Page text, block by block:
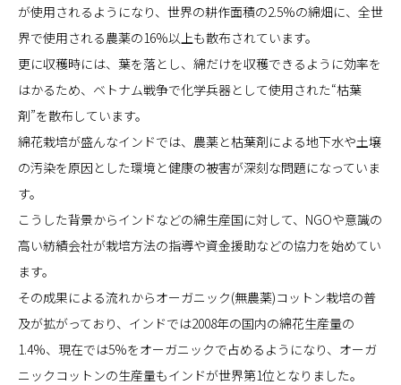
が使用されるようになり、世界の耕作面積の2.5%の綿畑に、全世
界で使用される農薬の16%以上も散布されています。
更に収穫時には、葉を落とし、綿だけを収穫できるように効率を
はかるため、ベトナム戦争で化学兵器として使用された“枯葉
剤”を散布しています。
綿花栽培が盛んなインドでは、農薬と枯葉剤による地下水や土壌
の汚染を原因とした環境と健康の被害が深刻な問題になっていま
す。
こうした背景からインドなどの綿生産国に対して、NGOや意識の
高い紡績会社が栽培方法の指導や資金援助などの協力を始めてい
ます。
その成果による流れからオーガニック(無農薬)コットン栽培の普
及が拡がっており、インドでは2008年の国内の綿花生産量の
1.4%、現在では5%をオーガニックで占めるようになり、オーガ
ニックコットンの生産量もインドが世界第1位となりました。